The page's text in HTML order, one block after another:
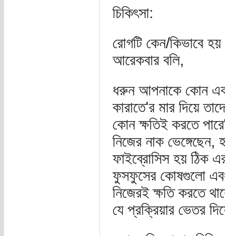
চিকিৎসা:
রোগটি কেন/কিভাবে হয়
আরেকবার বলি,
ধরুন আপনাকে কোন
কারাতে'র মার দিয়ে
কোন ক্ষতিই করতে
নিজের নাক ভেঙ্গেছেন,
ফাইব্রোসিস হয় ঠিক
ফুসফুসের কোষগুলো এবং
নিজেরই ক্ষতি করতে
যে প্রক্রিয়ার ভেতর